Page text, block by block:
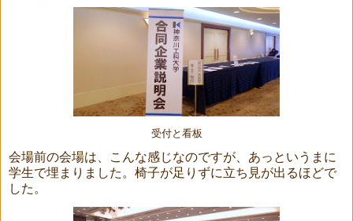
受付と看板
会場前の会場は、こんな感じなのですが、あっというまに
学生で埋まりました。椅子が足りずに立ち見が出るほどで
した。